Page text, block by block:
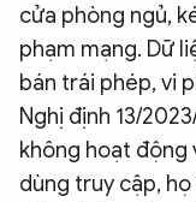
cửa phòng ngủ,
phạm mạng. Dữ
bán trái phép, vi
Nghị định 13/
không hoạt động
dùng truy cập,